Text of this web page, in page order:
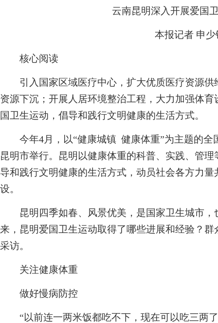
云南昆明深入开展爱
本报记者 申少
核心阅读
引入国家区域医疗中心，扩大优质医疗资源
资源下沉；开展人居环境整治工程，大力加强体
国卫生运动，倡导和践行文明健康的生活方式。
今年4月，以“健康城镇 健康体重”为主题的全
昆明市举行。昆明以健康体重的科普、实践、管
导和践行文明健康的生活方式，动员社会各方力
设。
昆明四季如春、风景优美，是国家卫生城市，
来，昆明爱国卫生运动取得了哪些进展和经验？
采访。
关注健康体重
做好慢病防控
“以前连一两米饭都吃不下，现在可以吃三两了